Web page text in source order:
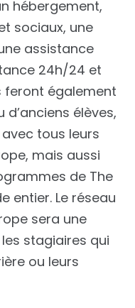
hébergement,
sociaux, une
assistance
24h/24 et
feront également
élèves,
tous leurs
mais aussi
de The
entier. Le réseau
sera une
stagiaires qui
ou leurs